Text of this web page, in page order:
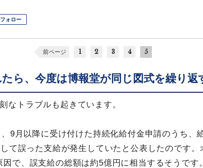
ォロー
前ページ 1 2 3 4 5
ら、今度は博報堂が同じ図式を繰り返
なトラブルも起きています。
9月以降に受け付けた持続化給付金申請のうち、
て誤った支給が発生していたと公表したのです。
で、誤支給の総額は約5億円に相当するそうです。